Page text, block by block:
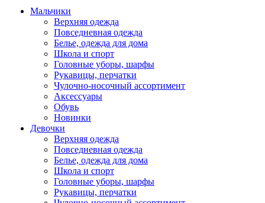
Мальчики
Верхняя одежда
Повседневная одежда
Белье, одежда для дома
Школа и спорт
Головные уборы, шарфы
Рукавицы, перчатки
Чулочно-носочный ассортимент
Аксессуары
Обувь
Новинки
Девочки
Верхняя одежда
Повседневная одежда
Белье, одежда для дома
Школа и спорт
Головные уборы, шарфы
Рукавицы, перчатки